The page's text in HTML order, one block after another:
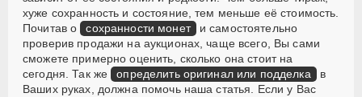
хуже сохранность и состояние, тем меньше её стоимость.
Почитав о сохранности монет и самостоятельно
проверив продажи на аукционах, чаще всего, Вы сами
сможете примерно оценить, сколько она стоит на
сегодня. Так же определить оригинал или подделка в
Ваших руках, должна помочь наша статья. Если у Вас